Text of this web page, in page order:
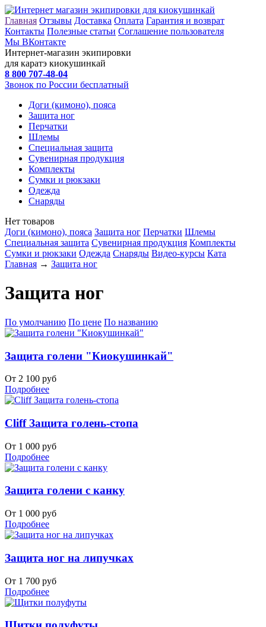
Главная Отзывы Доставка Оплата Гарантия и возврат
Контакты Полезные статьи Соглашение пользователя
Мы ВКонтакте
Интернет-магазин экипировки
для каратэ киокушинкай
8 800 707-48-04
Звонок по России бесплатный
Доги (кимоно), пояса
Защита ног
Перчатки
Шлемы
Специальная защита
Сувенирная продукция
Комплекты
Сумки и рюкзаки
Одежда
Снаряды
Нет товаров
Доги (кимоно), пояса Защита ног Перчатки Шлемы
Специальная защита Сувенирная продукция Комплекты
Сумки и рюкзаки Одежда Снаряды Видео-курсы Ката
Главная → Защита ног
Защита ног
По умолчанию По цене По названию
Защита голени "Киокушинкай"
От 2 100 руб
Подробнее
Cliff Защита голень-стопа
От 1 000 руб
Подробнее
Защита голени с канку
От 1 000 руб
Подробнее
Защита ног на липучках
От 1 700 руб
Подробнее